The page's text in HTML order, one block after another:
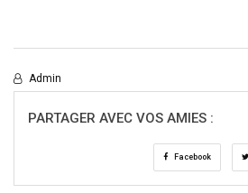
Admin
PARTAGER AVEC VOS AMIES :
Facebook